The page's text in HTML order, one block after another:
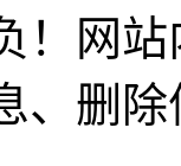
！网
、删